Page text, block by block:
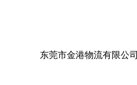
东莞市金港物流有限公司